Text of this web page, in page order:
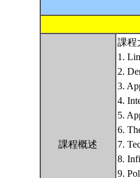
課程概述
課程
1.
2.
3.
4.
5.
6.
7.
8.
9.